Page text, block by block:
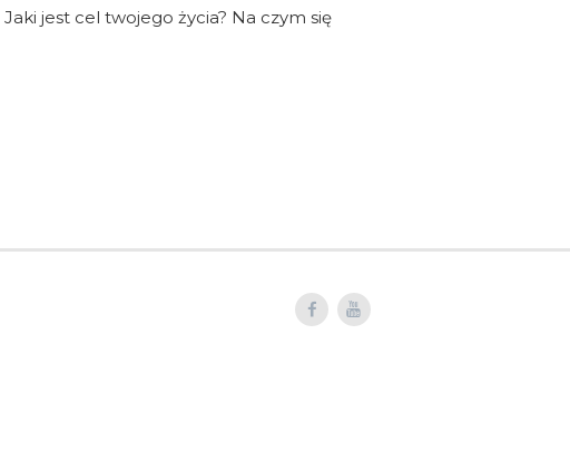
jest cel twojego życia? Na czym się